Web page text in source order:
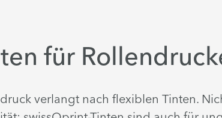
für
verlangt nach flexiblen Tinten.